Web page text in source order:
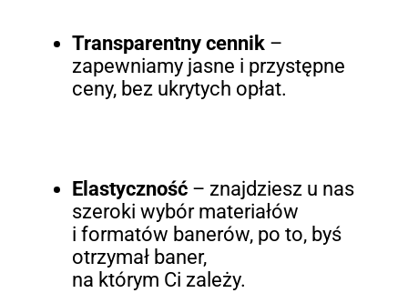
Transparentny cennik–
zapewniamy jasne i przystępne
ceny, bez ukrytych opłat.
Elastyczność– znajdziesz u nas
szeroki wybór materiałów
i formatów banerów, po to, byś
otrzymał baner,
na którym Ci zależy.